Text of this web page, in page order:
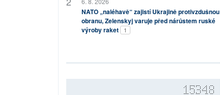
NATO „naléhavě“ zajistí Ukrajině protivzdušnou
obranu, Zelenskyj varuje před nárůstem ruské
výroby raket
1
15348